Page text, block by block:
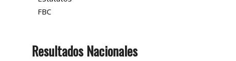
Resultados Nacionales